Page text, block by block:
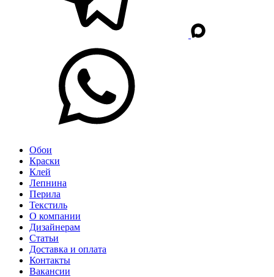
Обои
Краски
Клей
Лепнина
Перила
Текстиль
О компании
Дизайнерам
Статьи
Доставка и оплата
Контакты
Вакансии